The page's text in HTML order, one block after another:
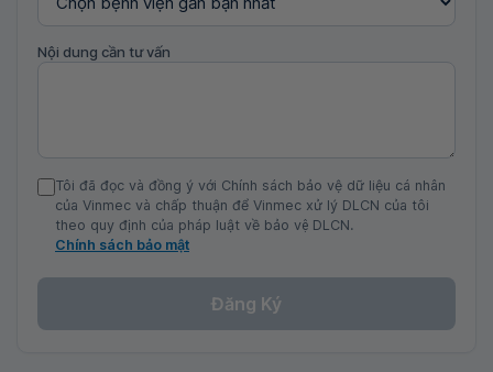
Nội dung cần tư vấn
Tôi đã đọc và đồng ý với Chính sách bảo vệ dữ liệu cá nhân
của Vinmec và chấp thuận để Vinmec xử lý DLCN của tôi
theo quy định của pháp luật về bảo vệ DLCN.
Chính sách bảo mật
Đăng Ký